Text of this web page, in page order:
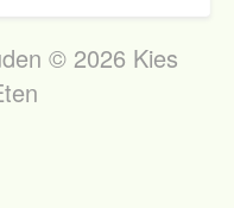
© 2026 Kies